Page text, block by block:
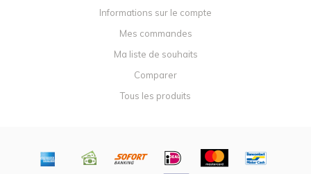
Informations sur le compte
Mes commandes
Ma liste de souhaits
Comparer
Tous les produits